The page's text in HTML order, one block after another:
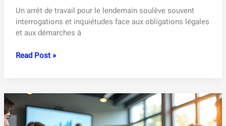
Un arrêt de travail pour le lendemain soulève souvent
interrogations et inquiétudes face aux obligations légales
et aux démarches à
Arrêt
lendemain
Read Post »